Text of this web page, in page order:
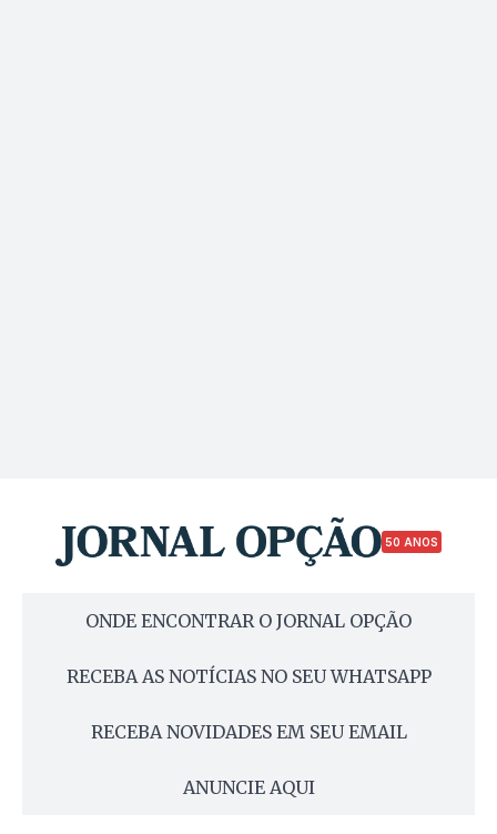
50 ANOS
ONDE ENCONTRAR O JORNAL OPÇÃO
RECEBA AS NOTÍCIAS NO SEU WHATSAPP
RECEBA NOVIDADES EM SEU EMAIL
ANUNCIE AQUI